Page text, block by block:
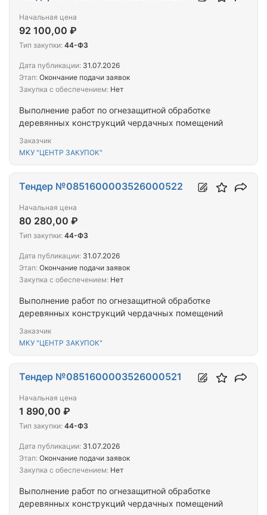
Выполнение работ по огнезащитной обработке
деревянных конструкций чердачных помещений
Заказчик
МКУ "ЦЕНТР ЗАКУПОК"
Начальная цена
92 100,00 ₽
Тип закупки: 44-ФЗ
Дата публикации: 31.07.2026
Этап: Окончание подачи заявок
Закупка с обеспечением: Нет
Выполнение работ по огнезащитной обработке
деревянных конструкций чердачных помещений
Заказчик
МКУ "ЦЕНТР ЗАКУПОК"
Тендер №0851600003526000522
Начальная цена
80 280,00 ₽
Тип закупки: 44-ФЗ
Дата публикации: 31.07.2026
Этап: Окончание подачи заявок
Закупка с обеспечением: Нет
Выполнение работ по огнезащитной обработке
деревянных конструкций чердачных помещений
Тендер №0851600003526000521
Начальная цена
1 890,00 ₽
Тип закупки: 44-ФЗ
Дата публикации: 31.07.2026
Этап: Окончание подачи заявок
Закупка с обеспечением: Нет